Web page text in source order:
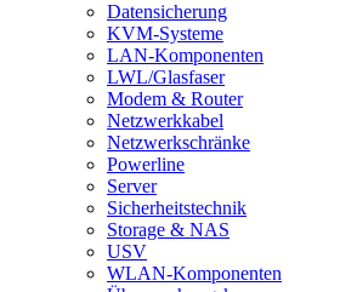
Datensicherung
KVM-Systeme
LAN-Komponenten
LWL/Glasfaser
Modem & Router
Netzwerkkabel
Netzwerkschränke
Powerline
Server
Sicherheitstechnik
Storage & NAS
USV
WLAN-Komponenten